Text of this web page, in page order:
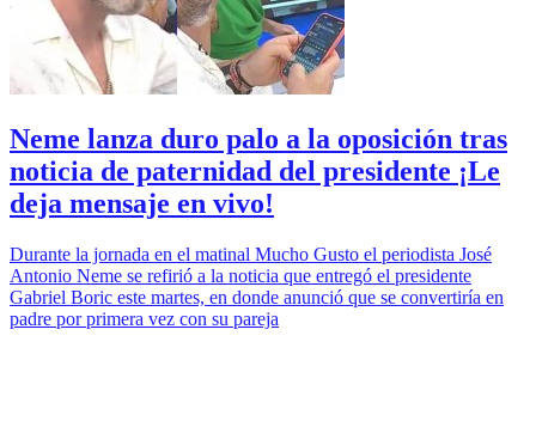
Neme lanza duro palo a la oposición tras
noticia de paternidad del presidente ¡Le
deja mensaje en vivo!
Durante la jornada en el matinal Mucho Gusto el periodista José
Antonio Neme se refirió a la noticia que entregó el presidente
Gabriel Boric este martes, en donde anunció que se convertiría en
padre por primera vez con su pareja